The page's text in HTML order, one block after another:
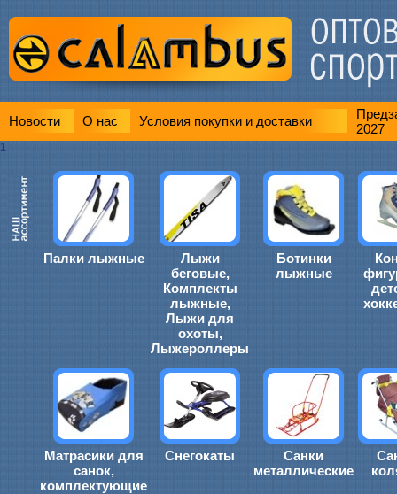
Новости О нас Условия покупки и доставки
2027
1
Палки лыжные
Лыжи
беговые,
Комплекты
лыжные,
Лыжи для
охоты,
Лыжероллеры
Ботинки
лыжные
Матрасики для
санок,
комплектующие
Снегокаты
Санки
металлические